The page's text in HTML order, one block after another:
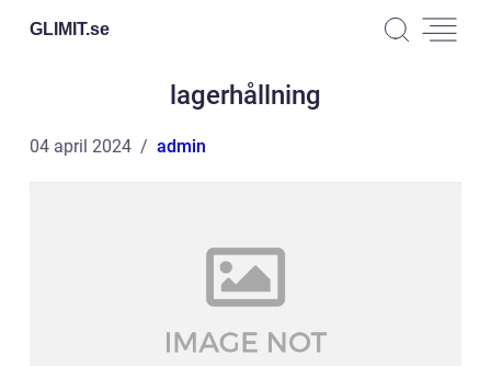
GLIMIT.se
lagerhållning
04 april 2024 admin